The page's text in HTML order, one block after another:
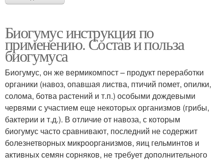
Биогумус инструкция по
применению. Состав и польза
биогумуса
Биогумус, он же вермикомпост – продукт переработки
органики (навоз, опавшая листва, птичий помет, опилки,
солома, ботва растений и т.п.) особыми дождевыми
червями с участием еще некоторых организмов (грибы,
бактерии и т.д.). В отличие от навоза, с которым
биогумус часто сравнивают, последний не содержит
болезнетворных микроорганизмов, яиц гельминтов и
активных семян сорняков, не требует дополнительного